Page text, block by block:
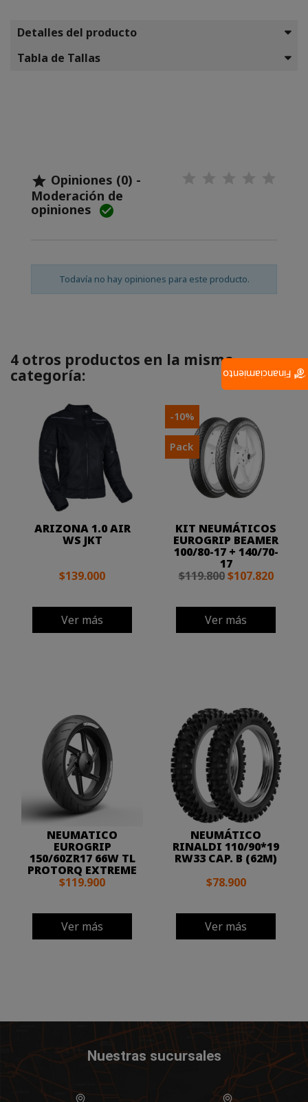
Detalles del producto
Tabla de Tallas
 Opiniones (0) -
Moderación de
opiniones 
Todavía no hay opiniones para este producto.
4 otros productos en la misma
categoría:
ARIZONA 1.0 AIR
WS JKT
$139.000
Ver más
KIT NEUMÁTICOS
EUROGRIP BEAMER
100/80-17 + 140/70-
17
$119.800 $107.820
Ver más
-10%
Pack
NEUMATICO
EUROGRIP
150/60ZR17 66W TL
PROTORQ EXTREME
$119.900
Ver más
NEUMÁTICO
RINALDI 110/90*19
RW33 CAP. B (62M)
$78.900
Ver más
Nuestras sucursales
Financiamiento